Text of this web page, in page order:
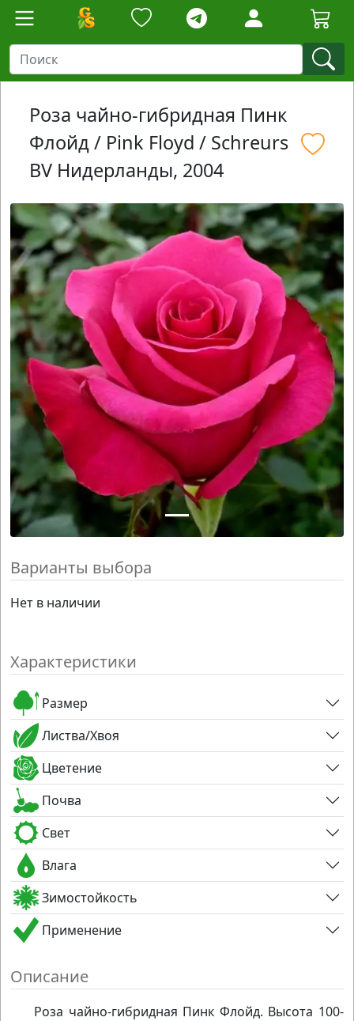
Роза чайно-гибридная Пинк
Флойд / Pink Floyd / Schreurs
BV Нидерланды, 2004
Варианты выбора
Нет в наличии
Характеристики
Размер
Листва/Хвоя
Цветение
Почва
Свет
Влага
Зимостойкость
Применение
Описание
Роза чайно-гибридная Пинк Флойд. Высота 100-